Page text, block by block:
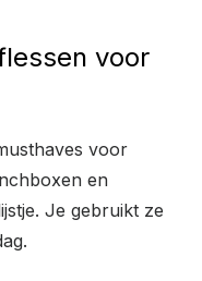
voor
voor
en
Je gebruikt ze